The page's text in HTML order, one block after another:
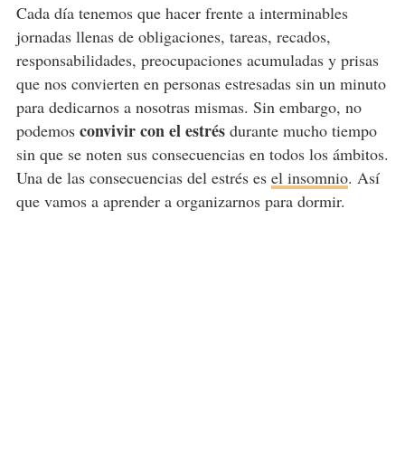
Cada día tenemos que hacer frente a interminables
jornadas llenas de obligaciones, tareas, recados,
responsabilidades, preocupaciones acumuladas y prisas
que nos convierten en personas estresadas sin un minuto
para dedicarnos a nosotras mismas. Sin embargo, no
podemos convivir con el estrésdurante mucho tiempo
sin que se noten sus consecuencias en todos los ámbitos.
Una de las consecuencias del estrés es el insomnio. Así
que vamos a aprender a organizarnos para dormir.